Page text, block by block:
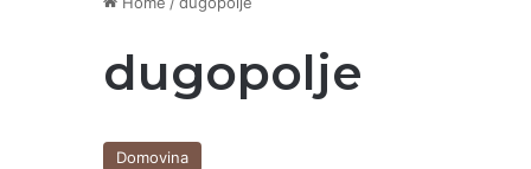
dugopolje
Domovina